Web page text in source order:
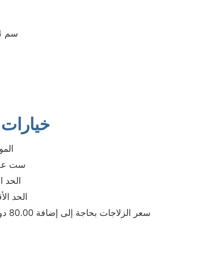
● حجم البكرة 52X25X64 سم
خيارات
●
● ست
● الحد
● الحد
● سعر الزلاجات بحاجة إلى إضافة 80.00 دولارًا أمريكيًا/القطعة أكثر